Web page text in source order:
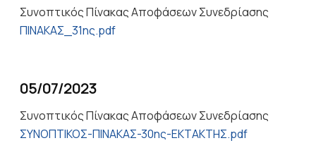
Συνοπτικός Πίνακας Αποφάσεων Συνεδρίασης
ΠΙΝΑΚΑΣ_31ης.pdf
05/07/2023
Συνοπτικός Πίνακας Αποφάσεων Συνεδρίασης
ΣΥΝΟΠΤΙΚΟΣ-ΠΙΝΑΚΑΣ-30ης-ΕΚΤΑΚΤΗΣ.pdf